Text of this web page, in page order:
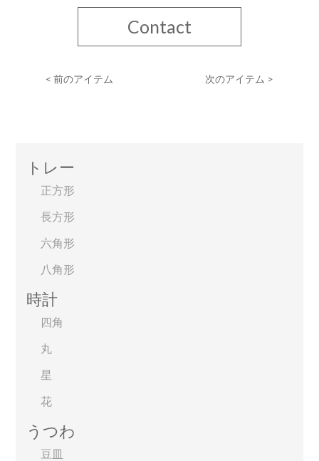
Contact
< 前のアイテム 次のアイテム >
トレー
正方形
長方形
六角形
八角形
時計
四角
丸
星
花
うつわ
豆皿